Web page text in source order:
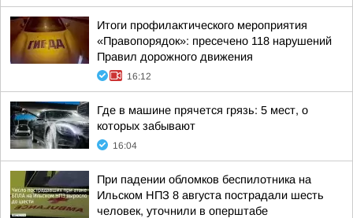
Итоги профилактического мероприятия
«Правопорядок»: пресечено 118 нарушений
Правил дорожного движения
16:12
Где в машине прячется грязь: 5 мест, о
которых забывают
16:04
При падении обломков беспилотника на
Ильском НПЗ 8 августа пострадали шесть
человек, уточнили в оперштабе